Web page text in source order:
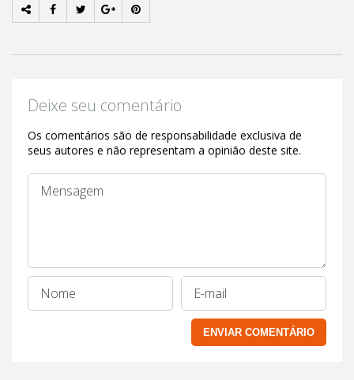
Deixe seu comentário
Os comentários são de responsabilidade exclusiva de
seus autores e não representam a opinião deste site.